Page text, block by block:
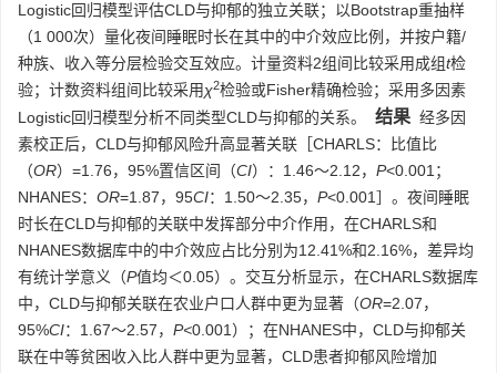
Logistic回归模型评估CLD与抑郁的独立关联；以Bootstrap重抽样
（1 000次）量化夜间睡眠时长在其中的中介效应比例，并按户籍/
种族、收入等分层检验交互效应。计量资料2组间比较采用成组t检
验；计数资料组间比较采用χ2检验或Fisher精确检验；采用多因素
Logistic回归模型分析不同类型CLD与抑郁的关系。
结果 经多因
素校正后，CLD与抑郁风险升高显著关联［CHARLS：比值比
（OR）=1.76，95%置信区间（CI）：1.46～2.12， P<0.001；
NHANES： OR=1.87，95CI：1.50～2.35， P<0.001］。夜间睡眠
时长在CLD与抑郁的关联中发挥部分中介作用，在CHARLS和
NHANES数据库中的中介效应占比分别为12.41%和2.16%，差异均
有统计学意义（P值均＜0.05）。交互分析显示，在CHARLS数据库
中，CLD与抑郁关联在农业户口人群中更为显著（OR=2.07，
95%CI：1.67～2.57， P<0.001）；在NHANES中，CLD与抑郁关
联在中等贫困收入比人群中更为显著，CLD患者抑郁风险增加